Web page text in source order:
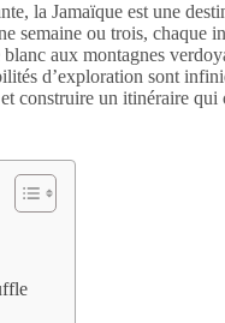
la Jamaïque est une
semaine ou trois, chaque
aux montagnes
d’exploration sont
construire un itinéraire qui